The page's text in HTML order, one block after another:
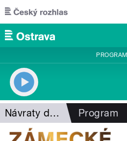
Přejít k hlavnímu obsahu
PROGRAM
Návraty do minulosti Program